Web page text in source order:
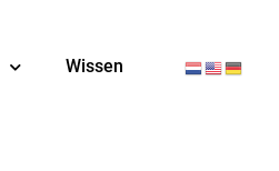
Wissen